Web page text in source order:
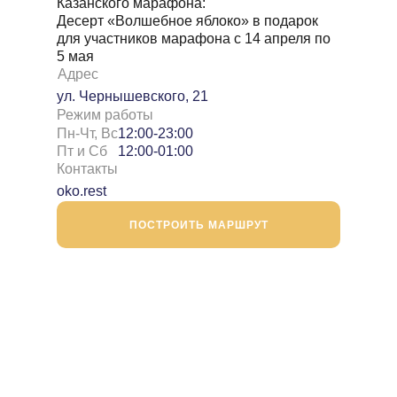
Казанского марафона:
Десерт «Волшебное яблоко» в подарок
для участников марафона с 14 апреля по
5 мая
Адрес
ул. Чернышевского, 21
Режим работы
Пн-Чт, Вс
Пт и Сб
12:00-23:00
12:00-01:00
Контакты
oko.rest
ПОСТРОИТЬ МАРШРУТ